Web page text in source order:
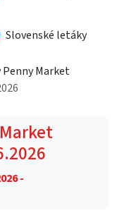
Slovenské letáky
Penny Market
-